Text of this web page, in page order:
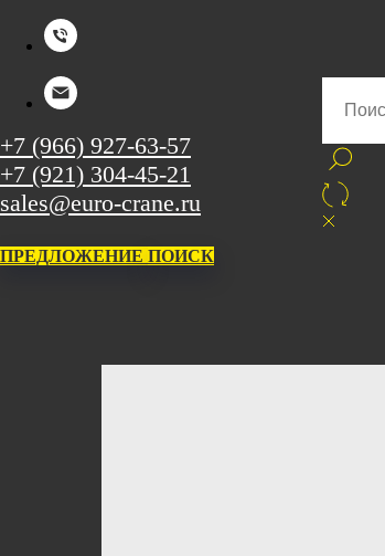
+7 (966) 927-63-57
+7 (921) 304-45-21
sales@euro-crane.ru
ПРЕДЛОЖЕНИЕ ПОИСК